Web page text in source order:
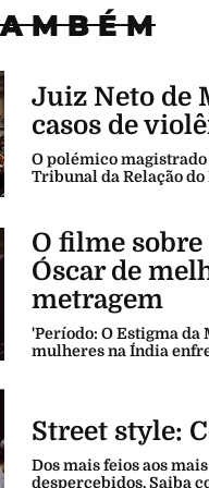
Juiz Neto de
casos de
O polémico
Tribunal da Relação do
O filme
Óscar de
metragem
'Período: O Estigma da
mulheres na Índia
Street style:
Dos mais feios aos
despercebidos. Saiba